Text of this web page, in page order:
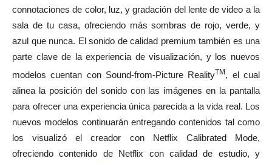
connotaciones de color, luz, y gradación del lente de video a la
sala de tu casa, ofreciendo más sombras de rojo, verde, y
azul que nunca. El sonido de calidad premium también es una
parte clave de la experiencia de visualización, y los nuevos
modelos cuentan con Sound-from-Picture RealityTM , el cual
alinea la posición del sonido con las imágenes en la pantalla
para ofrecer una experiencia única parecida a la vida real. Los
nuevos modelos continuarán entregando contenidos tal como
los visualizó el creador con Netflix Calibrated Mode,
ofreciendo contenido de Netflix con calidad de estudio, y